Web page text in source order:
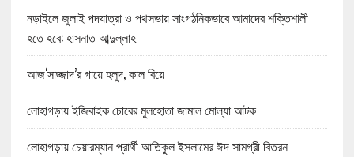
নড়াইলে জুলাই পদযাত্রা ও পথসভায় সাংগঠনিকভাবে আমাদের শক্তিশালী
হতে হবে: হাসনাত আব্দুল্লাহ
আজ‘সাজ্জাদ’র গায়ে হলুদ, কাল বিয়ে
লোহাগড়ায় ইজিবাইক চোরের মুলহোতা জামাল মোল্যা আটক
লোহাগড়ায় চেয়ারম্যান প্রার্থী আতিকুল ইসলামের ঈদ সামগ্রী বিতরন